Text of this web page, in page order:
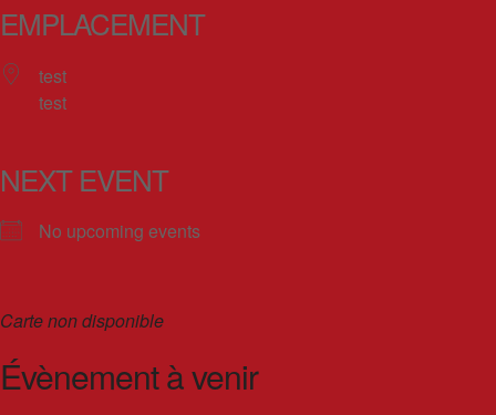
EMPLACEMENT
test
test
NEXT EVENT
No upcoming events
Carte non disponible
Évènement à venir